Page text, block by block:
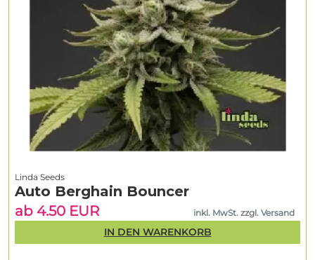
Linda Seeds
Auto Berghain Bouncer
ab 4.50 EUR
inkl. MwSt. zzgl. Versand
IN DEN WARENKORB